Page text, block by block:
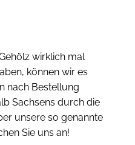
wirklich mal
können wir es
nach Bestellung
Sachsens durch die
unsere so genannte
Sie uns an!